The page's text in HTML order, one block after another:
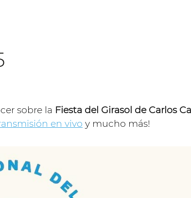
sobre la Fiesta del Girasol de Carlos
en vivo y mucho más!